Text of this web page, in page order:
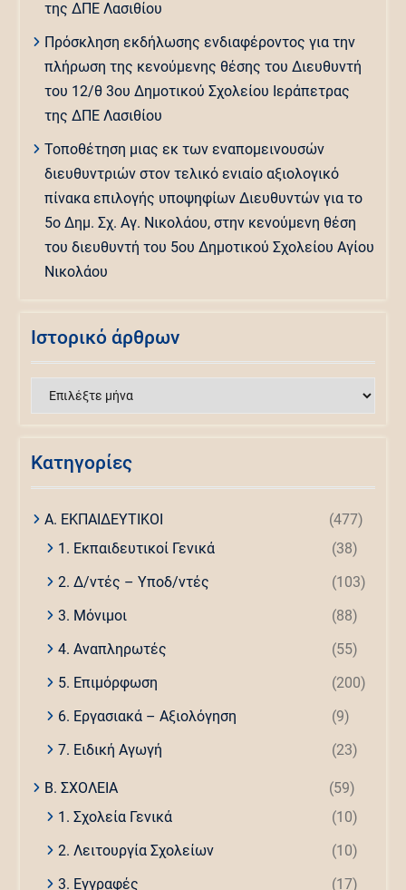
της ΔΠΕ Λασιθίου
Πρόσκληση εκδήλωσης ενδιαφέροντος για την
πλήρωση της κενούμενης θέσης του Διευθυντή
του 12/θ 3ου Δημοτικού Σχολείου Ιεράπετρας
της ΔΠΕ Λασιθίου
Τοποθέτηση μιας εκ των εναπομεινουσών
διευθυντριών στον τελικό ενιαίο αξιολογικό
πίνακα επιλογής υποψηφίων Διευθυντών για το
5ο Δημ. Σχ. Αγ. Νικολάου, στην κενούμενη θέση
του διευθυντή του 5ου Δημοτικού Σχολείου Αγίου
Νικολάου
Ιστορικό άρθρων
Ιστορικό
άρθρων
Kατηγορίες
Α. ΕΚΠΑΙΔΕΥΤΙΚΟΙ
(477)
1. Εκπαιδευτικοί Γενικά
(38)
2. Δ/ντές – Υποδ/ντές
(103)
3. Μόνιμοι
(88)
4. Αναπληρωτές
(55)
5. Επιμόρφωση
(200)
6. Εργασιακά – Αξιολόγηση
(9)
7. Ειδική Αγωγή
(23)
Β. ΣΧΟΛΕΙΑ
(59)
1. Σχολεία Γενικά
(10)
2. Λειτουργία Σχολείων
(10)
3. Εγγραφές
(17)